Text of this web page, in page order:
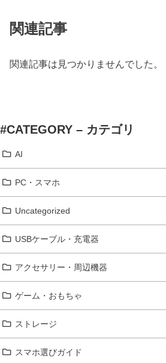
関連記事
関連記事は見つかりませんでした。
#CATEGORY – カテゴリ
AI
PC・スマホ
Uncategorized
USBケーブル・充電器
アクセサリー・周辺機器
ゲーム・おもちゃ
ストレージ
スマホ選びガイド